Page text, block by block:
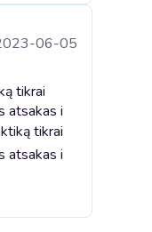
06-05
tikrai
atsakas i
tikrai
atsakas i